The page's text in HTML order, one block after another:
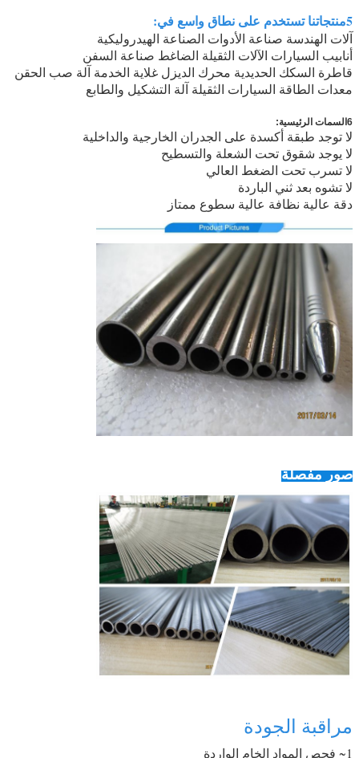
5منتجاتنا تستخدم على نطاق واسع في:
آلات الهندسة صناعة الأدوات الصناعة الهيدروليكية
أنابيب السيارات الآلات الثقيلة الضاغط صناعة السفن
قاطرة السكك الحديدية محرك الديزل غلاية الخدمة آلة صب الحقن
معدات الطاقة السيارات الثقيلة آلة التشكيل والطابع
6السمات الرئيسية:
لا توجد طبقة أكسدة على الجدران الخارجية والداخلية
لا يوجد شقوق تحت الشعلة والتسطيح
لا تسرب تحت الضغط العالي
لا تشوه بعد ثني الباردة
دقة عالية نظافة عالية سطوع ممتاز
صور مفصلة
مراقبة الجودة
1~ فحص المواد الخام الواردة